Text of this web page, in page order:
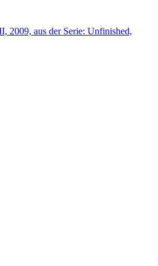
2009, aus der Serie: Unfinished,